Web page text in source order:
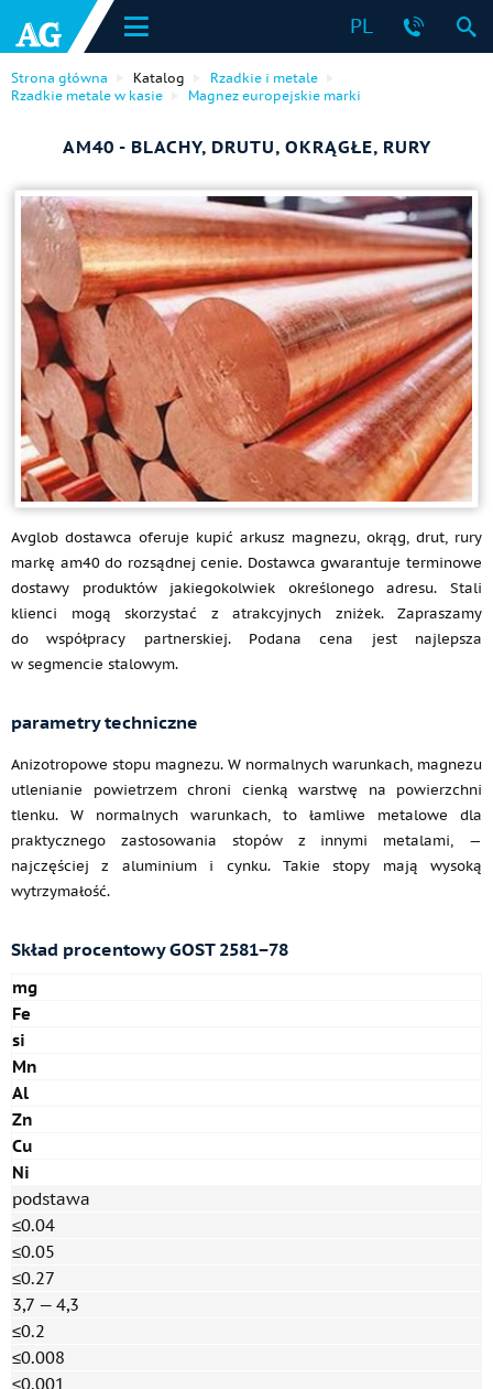
PL
Strona główna Katalog
Rzadkie i metale
Rzadkie metale w kasie
Magnez europejskie marki
AM40 - BLACHY, DRUTU, OKRĄGŁE, RURY
Avglob dostawca oferuje kupić arkusz magnezu, okrąg, drut, rury
markę am40 do rozsądnej cenie. Dostawca gwarantuje terminowe
dostawy produktów jakiegokolwiek określonego adresu. Stali
klienci mogą skorzystać z atrakcyjnych zniżek. Zapraszamy
do współpracy partnerskiej. Podana cena jest najlepsza
w segmencie stalowym.
parametry techniczne
Anizotropowe stopu magnezu. W normalnych warunkach, magnezu
utlenianie powietrzem chroni cienką warstwę na powierzchni
tlenku. W normalnych warunkach, to łamliwe metalowe dla
praktycznego zastosowania stopów z innymi metalami, —
najczęściej z aluminium i cynku. Takie stopy mają wysoką
wytrzymałość.
Skład procentowy GOST 2581−78
mg
Fe
si
Mn
Al
Zn
Cu
Ni
podstawa
≤0.04
≤0.05
≤0.27
3,7 — 4,3
≤0.2
≤0.008
≤0.001